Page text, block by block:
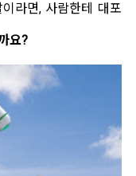
라면, 사람한테 대포
요?